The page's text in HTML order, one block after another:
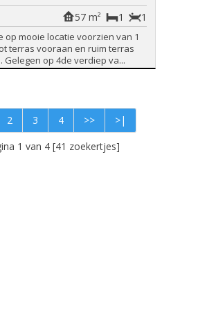
1
1
57 m²
op mooie locatie voorzien van 1
terras vooraan en ruim terras
Gelegen op 4de verdiep va...
2 3 4 >>
>|
1 van 4 [41 zoekertjes]